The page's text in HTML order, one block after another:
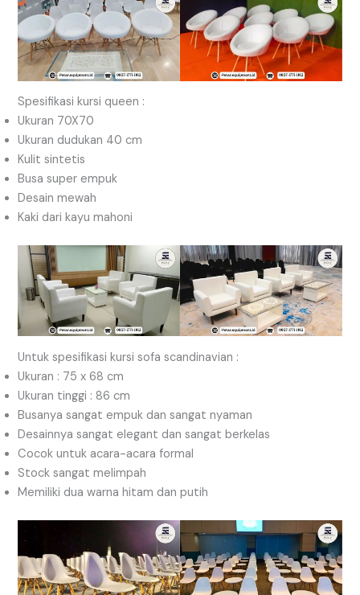
Spesifikasi kursi queen :
Ukuran 70X70
Ukuran dudukan 40 cm
Kulit sintetis
Busa super empuk
Desain mewah
Kaki dari kayu mahoni
Untuk spesifikasi kursi sofa scandinavian :
Ukuran : 75 x 68 cm
Ukuran tinggi : 86 cm
Busanya sangat empuk dan sangat nyaman
Desainnya sangat elegant dan sangat berkelas
Cocok untuk acara-acara formal
Stock sangat melimpah
Memiliki dua warna hitam dan putih